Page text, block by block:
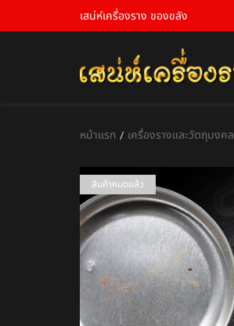
เสน่ห์เครื่องราง ของขลัง
หน้าแรก / เครื่องรางและวัตถุมงคล
สินค้าหมดแล้ว